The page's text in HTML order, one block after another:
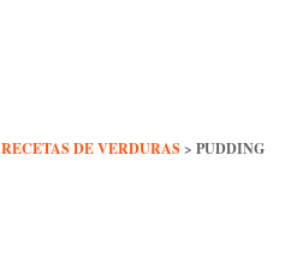
RECETAS DE VERDURAS > PUDDING